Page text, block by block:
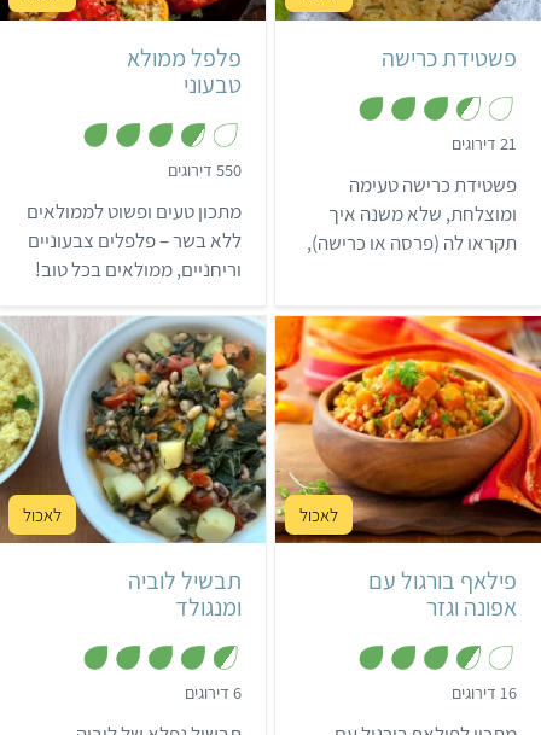
6 מנות
פשטידת כרישה
21 דירוגים
5
ת
ו
פשטידת כרישה טעימה
ומוצלחת, שלא משנה איך
תקראו לה (פרסה או כרישה),
6 פלפלים ממולאים
פלפל ממולא
טבעוני
550 דירוגים
.
7
מ
ו
מתכון טעים ופשוט לממולאים
ללא בשר – פלפלים צבעוניים
וריחניים, ממולאים בכל טוב!
שתמיד זוכה למחמאות
ומושלמת לאירוח, לארוחות
מיוחדות או סתם כשמתחשק
לגוון.
קל 50 דקות
פילאף בורגול עם
אפונה וגזר
16 דירוגים
.
קל שעה ו-5 דקות
8 מנות
תבשיל לוביה
ומנגולד
6 דירוגים
.